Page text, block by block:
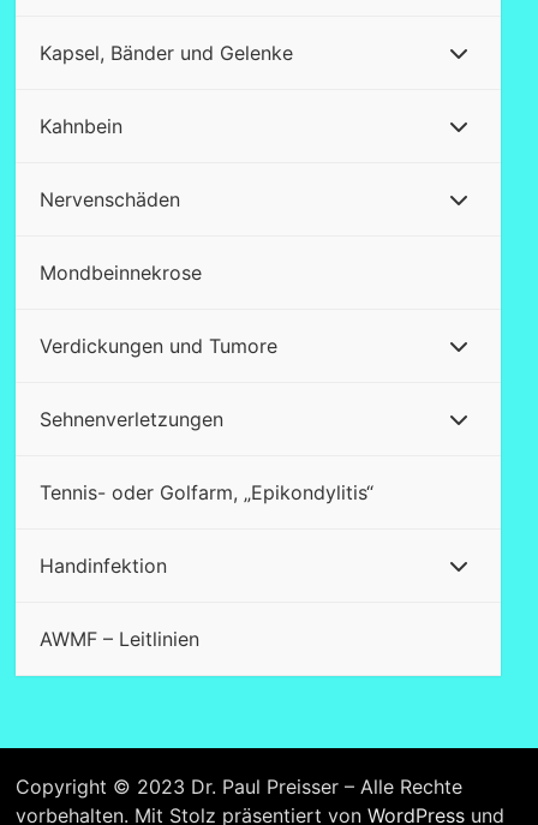
Kapsel, Bänder und Gelenke
Kahnbein
Nervenschäden
Mondbeinnekrose
Verdickungen und Tumore
Sehnenverletzungen
Tennis- oder Golfarm, „Epikondylitis“
Handinfektion
AWMF – Leitlinien
Copyright © 2023 Dr. Paul Preisser – Alle Rechte
vorbehalten. Mit Stolz präsentiert von WordPressund